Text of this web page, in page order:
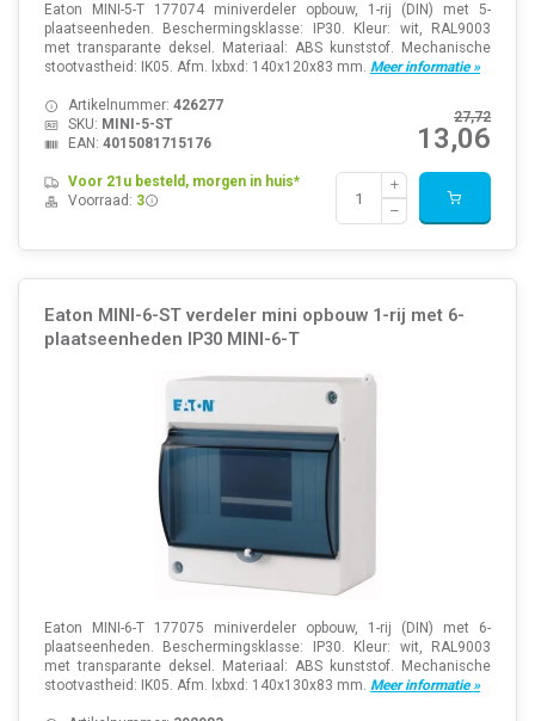
Eaton MINI-5-T 177074 miniverdeler opbouw, 1-rij (DIN) met 5-
plaatseenheden. Beschermingsklasse: IP30. Kleur: wit, RAL9003
met transparante deksel. Materiaal: ABS kunststof. Mechanische
stootvastheid: IK05. Afm. lxbxd: 140x120x83 mm. Meer informatie »
27,72
13,06
Artikelnummer: 426277
SKU: MINI-5-ST
EAN: 4015081715176
Voor 21u besteld, morgen in huis*
Voorraad: 3
Eaton MINI-6-ST verdeler mini opbouw 1-rij met 6-
plaatseenheden IP30 MINI-6-T
Eaton MINI-6-T 177075 miniverdeler opbouw, 1-rij (DIN) met 6-
plaatseenheden. Beschermingsklasse: IP30. Kleur: wit, RAL9003
met transparante deksel. Materiaal: ABS kunststof. Mechanische
stootvastheid: IK05. Afm. lxbxd: 140x130x83 mm. Meer informatie »